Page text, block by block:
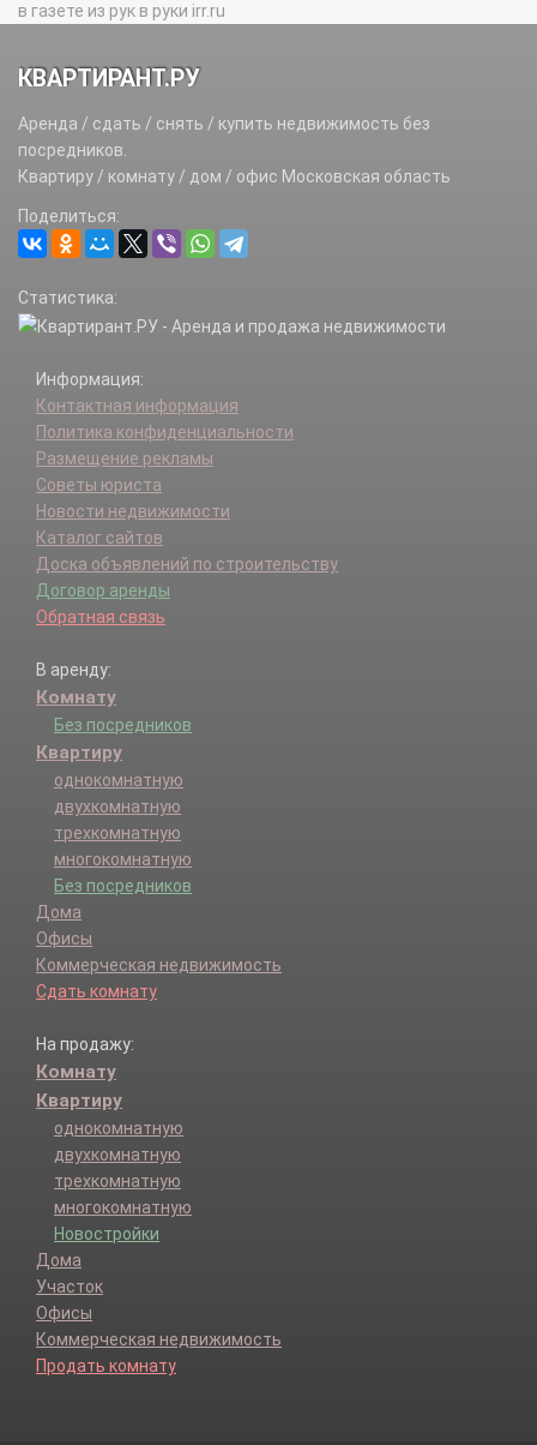
в газете из рук в руки irr.ru
КВАРТИРАНТ.РУ
Аренда / сдать / снять / купить недвижимость без
посредников.
Квартиру / комнату / дом / офис Московская область
Поделиться:
Статистика:
Информация:
Контактная информация
Политика конфиденциальности
Размещение рекламы
Советы юриста
Новости недвижимости
Каталог сайтов
Доска объявлений по строительству
Договор аренды
Обратная связь
В аренду:
Комнату
Без посредников
Квартиру
однокомнатную
двухкомнатную
трехкомнатную
многокомнатную
Без посредников
Дома
Офисы
Коммерческая недвижимость
Сдать комнату
На продажу:
Комнату
Квартиру
однокомнатную
двухкомнатную
трехкомнатную
многокомнатную
Новостройки
Дома
Участок
Офисы
Коммерческая недвижимость
Продать комнату